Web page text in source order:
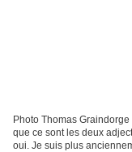
Photo Thomas Graindorge
que ce sont les deux
oui. Je suis plus